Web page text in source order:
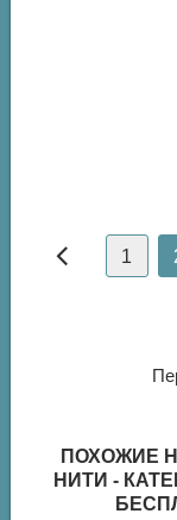
1
ПОХОЖИЕ
НИТИ -